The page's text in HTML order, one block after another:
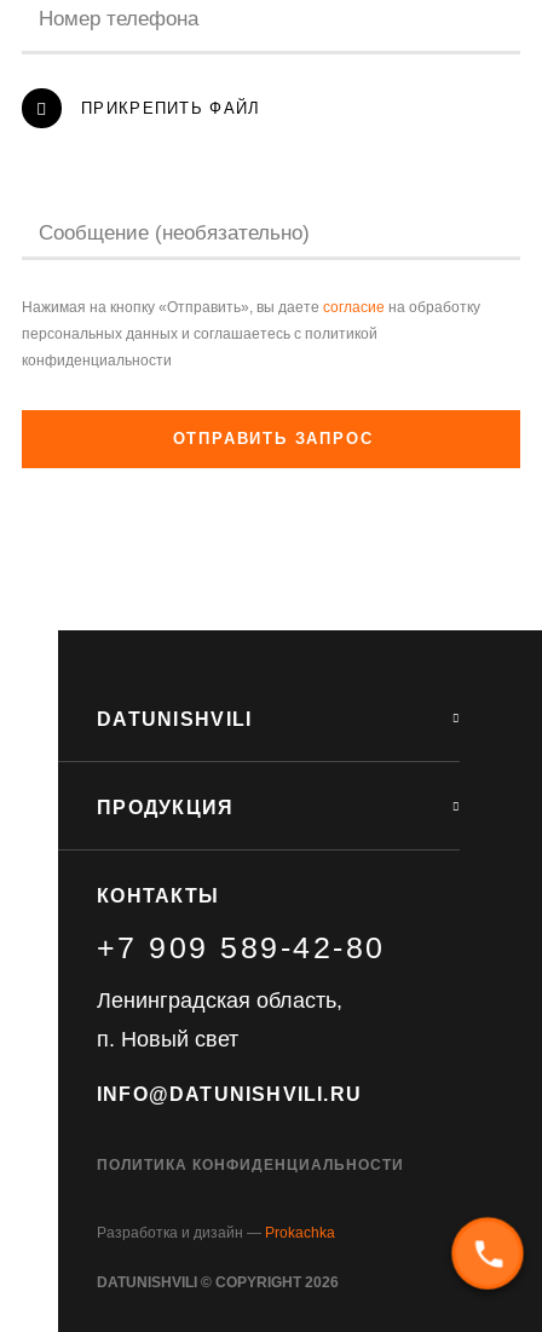
Номер телефона
ПРИКРЕПИТЬ ФАЙЛ
Сообщение (необязательно)
ОТПРАВИТЬ ЗАПРОС
Нажимая на кнопку «Отправить», вы даете согласие на обработку
персональных данных и соглашаетесь с политикой
конфиденциальности
DATUNISHVILI
ПРОДУКЦИЯ
КОНТАКТЫ
+7 909 589-42-80
Ленинградская область,
п. Новый свет
INFO@DATUNISHVILI.RU
DATUNISHVILI © COPYRIGHT 2026
ПОЛИТИКА КОНФИДЕНЦИАЛЬНОСТИ
Разработка и дизайн — Prokachka